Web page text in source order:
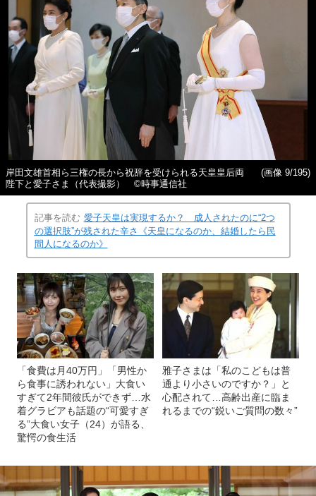
岸田文雄首相ら三権の長から祝辞を受けられる天皇皇后両
陛下と愛子さま（代表撮影） ©時事通信社
(画像 9/195)
記事を読む 愛子天皇は実現するか？ 成人されたのに“2つ
の選択肢”が残された辛さ《天皇になるのか、結婚したら民
間人になるのか》
「食費は月40万円」「男性か
ら食事に誘われない」大食い
すぎて2年間彼氏ができず…水
着グラビアも話題の“可愛すぎ
る”大食い女子（24）が語る、
驚愕の食生活
雅子さまは「私のこどもは普
通より小さいのですか？」と
心配されて…高齢出産に臨ま
れるまでの“鋭いご質問の数々”